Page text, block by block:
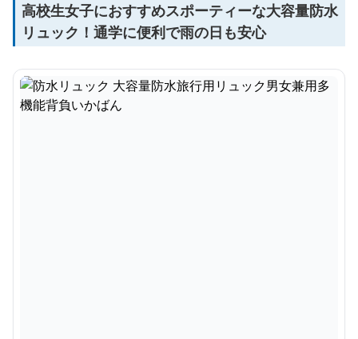
高校生女子におすすめスポーティーな大容量防水
リュック！通学に便利で雨の日も安心